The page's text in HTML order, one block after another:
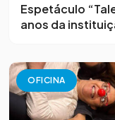
Espetáculo
anos da
OFICINA